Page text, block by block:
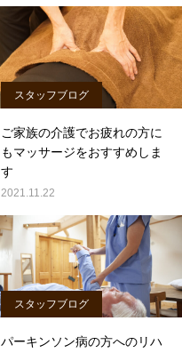
スタッフブログ
ご家族の介護でお疲れの方に
もマッサージをおすすめしま
す
2021.11.22
スタッフブログ
パーキンソン病の方へのリハ